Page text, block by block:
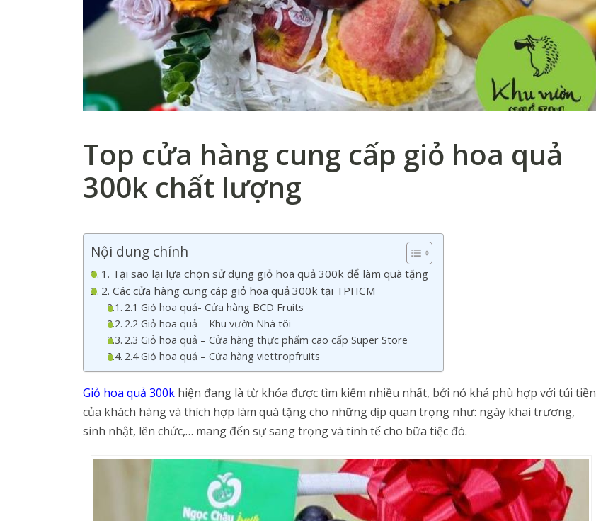
Top cửa hàng cung cấp giỏ hoa quả
300k chất lượng
Nội dung chính
1. Tại sao lại lựa chọn sử dụng giỏ hoa quả 300k để làm quà tặng
2. Các cửa hàng cung cáp giỏ hoa quả 300k tại TPHCM
2.1 Giỏ hoa quả- Cửa hàng BCD Fruits
2.2 Giỏ hoa quả – Khu vườn Nhà tôi
2.3 Giỏ hoa quả – Cửa hàng thực phẩm cao cấp Super Store
2.4 Giỏ hoa quả – Cửa hàng viettropfruits
Giỏ hoa quả 300k hiện đang là từ khóa được tìm kiếm nhiều nhất, bởi nó khá phù hợp với túi tiền
của khách hàng và thích hợp làm quà tặng cho những dịp quan trọng như: ngày khai trương,
sinh nhật, lên chức,… mang đến sự sang trọng và tinh tế cho bữa tiệc đó.